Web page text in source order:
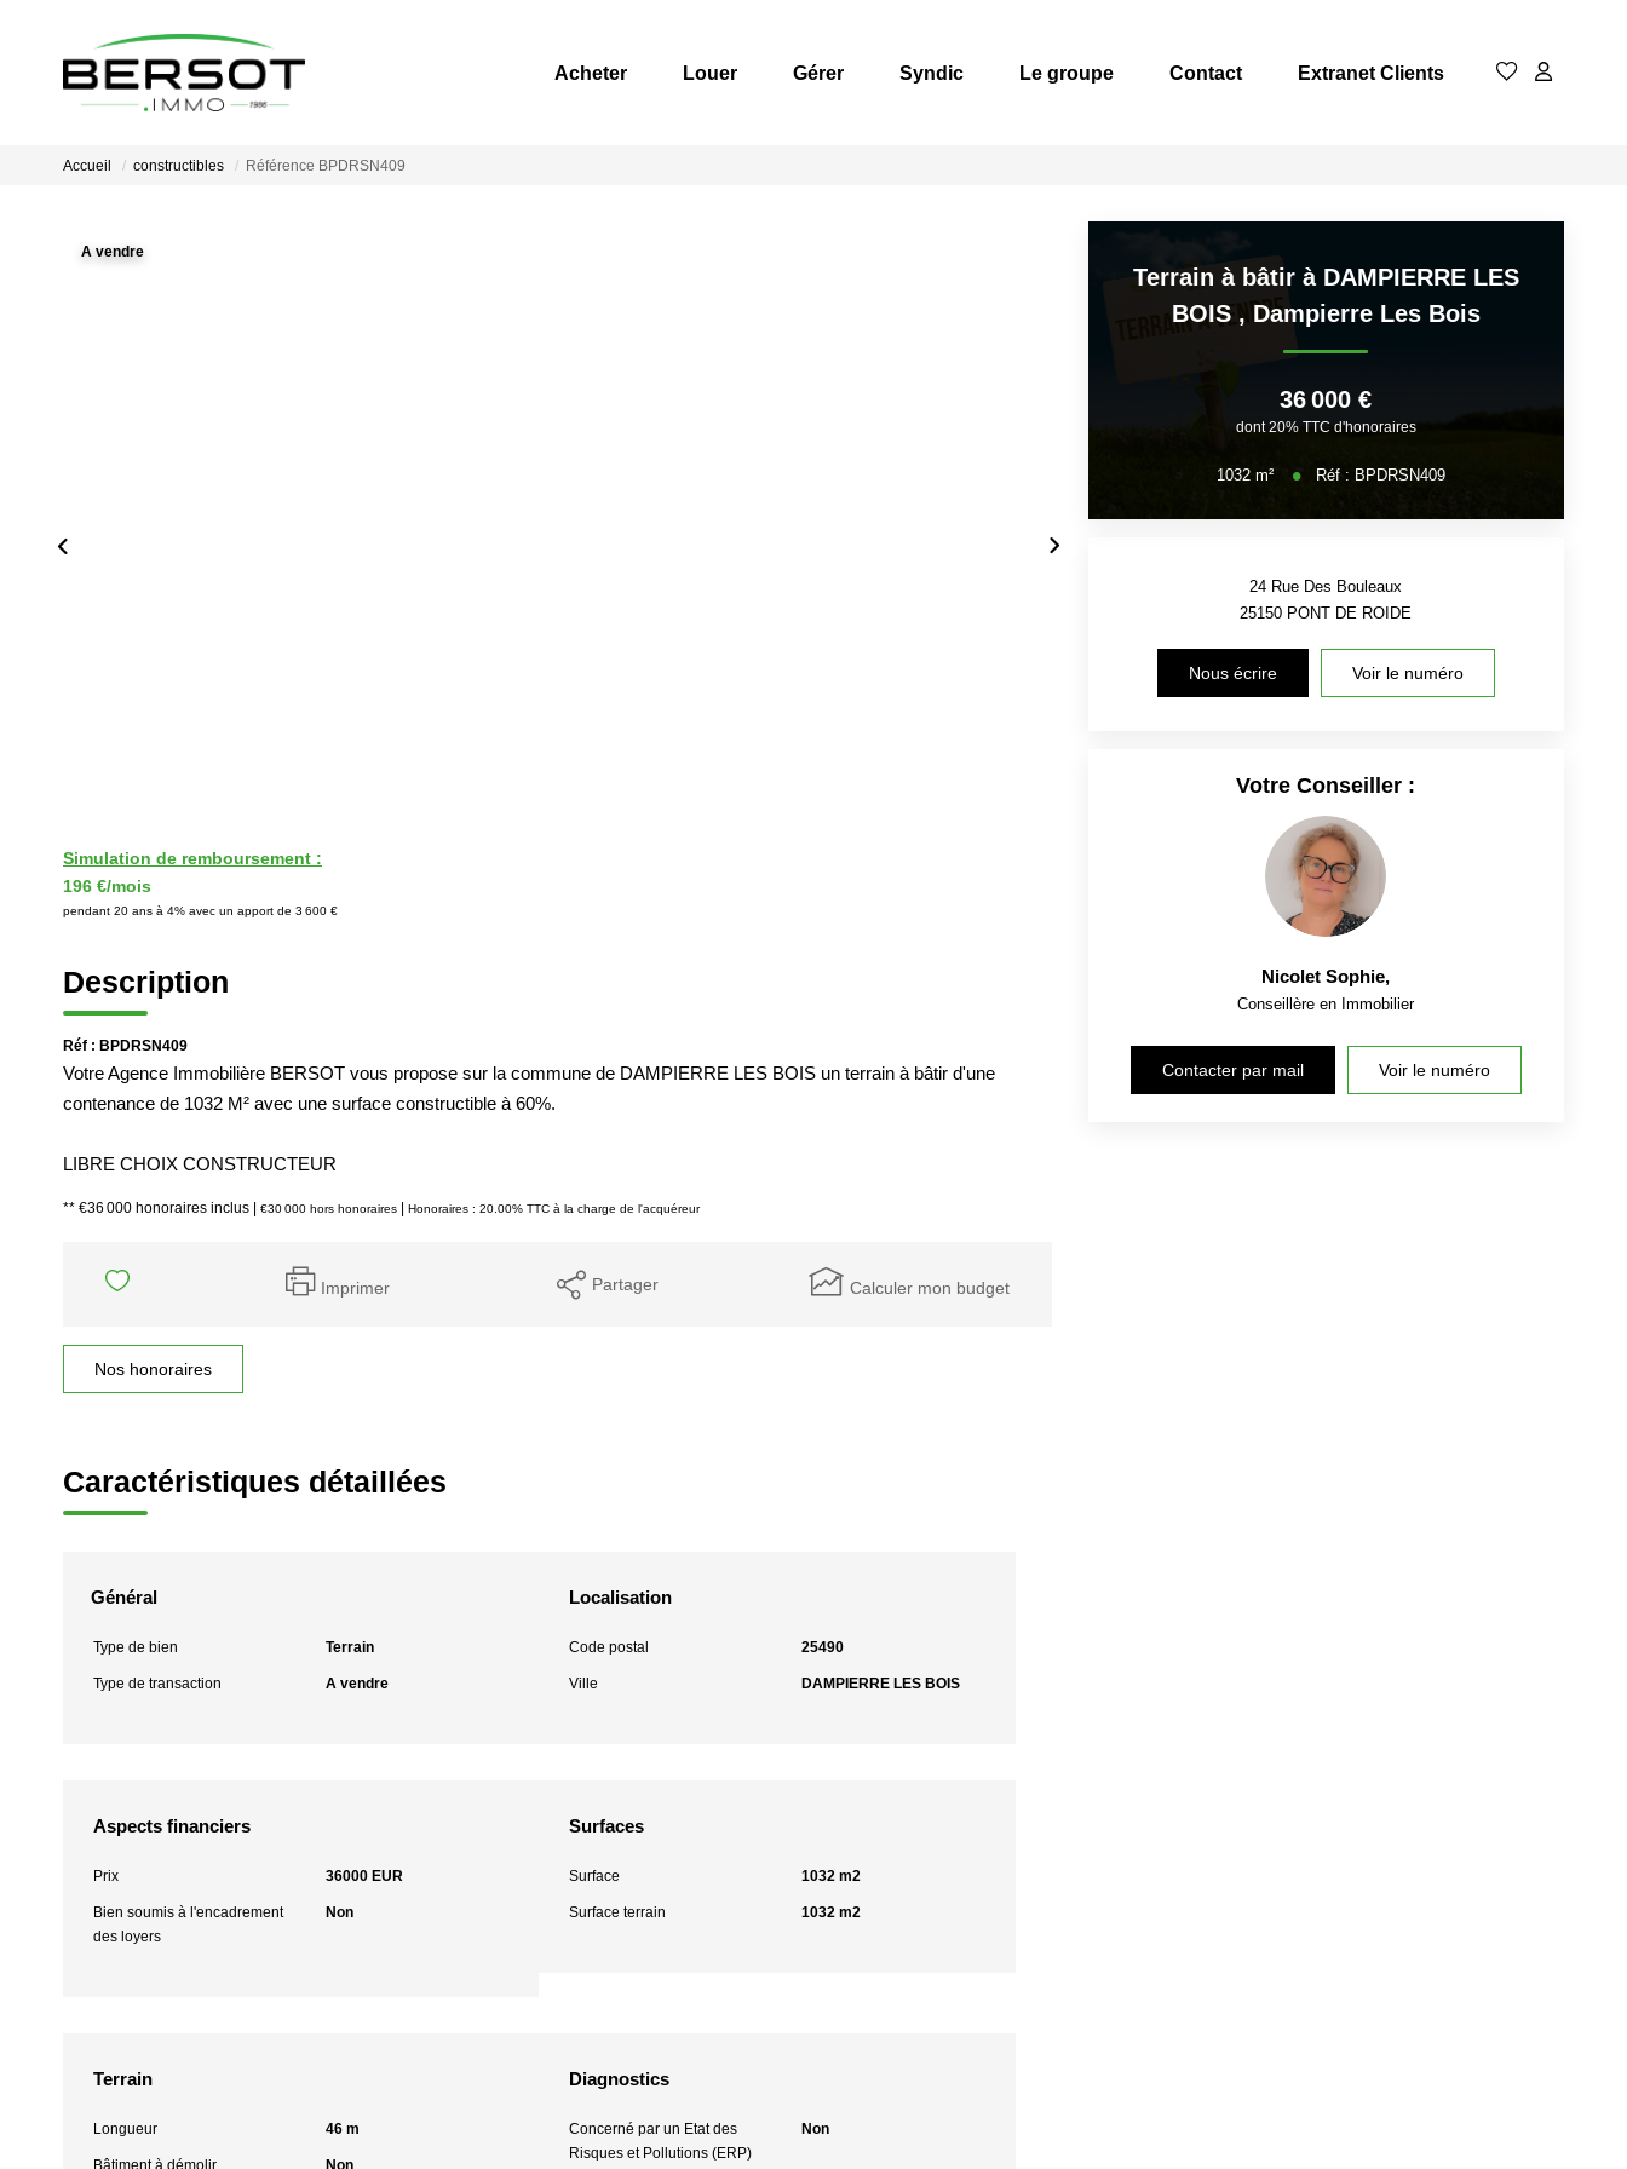
Acheter Louer Gérer Syndic Le groupe Contact Extranet Clients
Accueil constructibles Référence BPDRSN409
A vendre
Simulation de remboursement :
196 €/mois
pendant 20 ans à 4% avec un apport de 3 600 €
Description
Réf : BPDRSN409
Votre Agence Immobilière BERSOT vous propose sur la commune de DAMPIERRE LES BOIS un terrain à bâtir d'une
contenance de 1032 M² avec une surface constructible à 60%.
LIBRE CHOIX CONSTRUCTEUR
** €36 000 honoraires inclus €30 000 hors honoraires Honoraires : 20.00% TTC à la charge de l'acquéreur
Imprimer Partager Calculer mon budget
Nos honoraires
Caractéristiques détaillées
Général
Type de bien Terrain
Type de transaction A vendre
Localisation
Code postal 25490
Ville DAMPIERRE LES BOIS
Aspects financiers
Prix 36000 EUR
Bien soumis à l'encadrement
des loyers
Non
Surfaces
Surface 1032 m2
Surface terrain 1032 m2
Terrain
Longueur 46 m
Bâtiment à démolir Non
Diagnostics
Concerné par un Etat des
Risques et Pollutions (ERP)
Non
Terrain à bâtir à DAMPIERRE LES
BOIS , Dampierre Les Bois
36 000 €
dont 20% TTC d'honoraires
1032 m² Réf : BPDRSN409
24 Rue Des Bouleaux
25150 PONT DE ROIDE
Nous écrire Voir le numéro
Votre Conseiller :
Nicolet Sophie,
Conseillère en Immobilier
Contacter par mail Voir le numéro